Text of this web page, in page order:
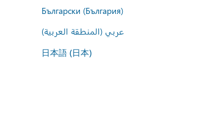
Български (България)
عربي (المنطقة العربية)
日本語 (日本)